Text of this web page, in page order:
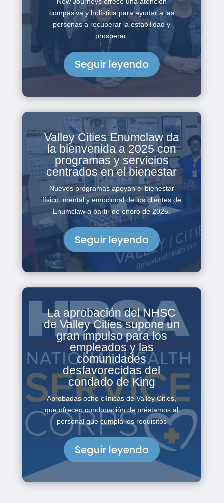
compasiva y holística para ayudar a las
personas a recuperar la estabilidad y
prosperar.
Seguir leyendo
Valley Cities Enumclaw da
la bienvenida a 2025 con
programas y servicios
centrados en el bienestar
Nuevos programas apoyan el bienestar
físico, mental y emocional de los clientes de
Enumclaw a partir de enero de 2025.
Seguir leyendo
La aprobación del NHSC
de Valley Cities supone un
gran impulso para los
empleados y las
comunidades
desfavorecidas del
condado de King
Aprobadas ocho clínicas de Valley Cities,
que ofrecen condonación de préstamos al
personal que cumpla los requisitos
Seguir leyendo